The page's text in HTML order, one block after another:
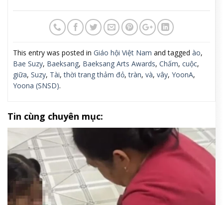
This entry was posted in Giáo hội Việt Nam and tagged ào,
Bae Suzy, Baeksang, Baeksang Arts Awards, Chấm, cuộc,
giữa, Suzy, Tài,thời trang thảm đỏ,tràn, và, vây, YoonA,
Yoona (SNSD).
Tin cùng chuyên mục: